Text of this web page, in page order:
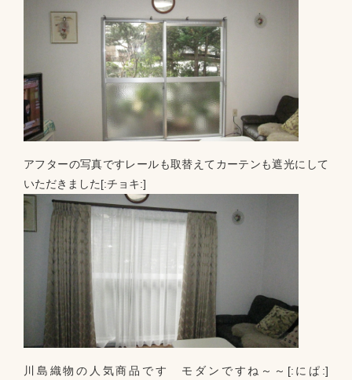
アフターの写真ですレールも取替えてカーテンも遮光にして
いただきました[:チョキ:]
川島織物の人気商品です モダンですね～～[:にぱ:]